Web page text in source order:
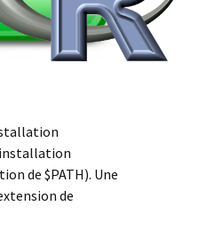
de $PATH). Une
de